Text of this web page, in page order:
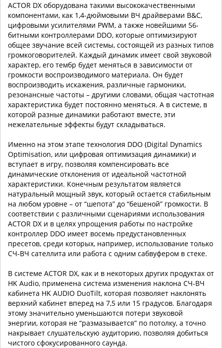
ACTOR DX оборудована такими высококачественными
компонентами, как 1,4-дюймовыми ВЧ драйверами B&C,
цифровыми усилителями PWM, а также новейшими 56-
битными контроллерами DDO, которые оптимизируют
общее звучание всей системы, состоящей из разных типов
громкоговорителей. Каждый динамик имеет свой звуковой
характер, его тембр будет меняться в зависимости от
громкости воспроизводимого материала. Он будет
воспроизводить искажения, различные гармоники,
резонансные частоты – другими словами, общая частотная
характеристика будет постоянно меняться. А в системе, в
которой разные динамики работают вместе, эти
нежелательные эффекты будут складываться.
Именно на этом этапе технология DDO (Digital Dynamics
Optimisation, или цифровая оптимизация динамики) и
вступает в игру, позволяя компенсировать все
динамические отклонения от идеальной частотной
характеристики. Конечным результатом является
натуральный мощный звук, который остается стабильным
на любом уровне – от “шепота” до “бешеной” громкости. В
соответствии с различными сценариями использования
ACTOR DX и в целях упрощения работы по настройке
контроллер DDO имеет восемь предустановленных
пресетов, среди которых, например, использование только
СЧ-ВЧ сателлита или работа с одним сабвуфером в стеке.
В системе ACTOR DX, как и в некоторых других продуктах от
HK Audio, применена система изменения наклона СЧ-ВЧ
кабинета HK AUDIO DuoTilt, которая позволяет наклонять
верхний кабинет вперед на 7,5 или 15 градусов. Благодаря
этому значительно уменьшаются потери звуковой
энергии, которая не “размазывается” по потолку, а точно
накрывает слушательскую аудиторию, позволяя добиться
чистого сфокусированного саунда.